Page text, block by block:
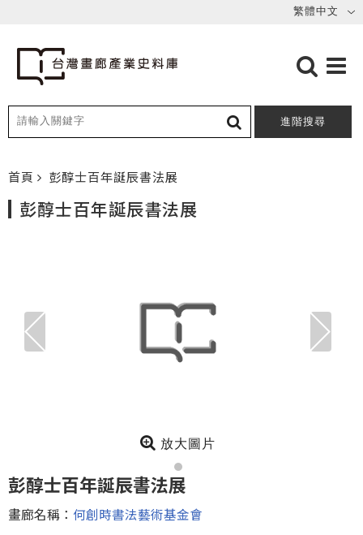
進階搜尋
首頁 彭醇士百年誕辰書法展
彭醇士百年誕辰書法展
放大圖片
彭醇士百年誕辰書法展
畫廊名稱： 何創時書法藝術基金會